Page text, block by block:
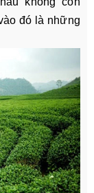
đó là những